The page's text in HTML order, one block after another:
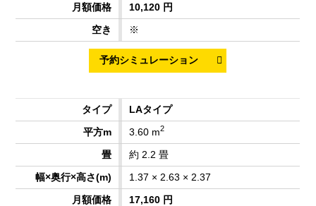
10,120 円
※
LAタイプ
3.60 m2
約 2.2 畳
1.37 × 2.63 × 2.37
17,160 円